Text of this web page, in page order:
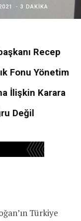
3 DAKIKA
Recep
Fonu Yönetim
İlişkin Karara
Değil
Türkiye